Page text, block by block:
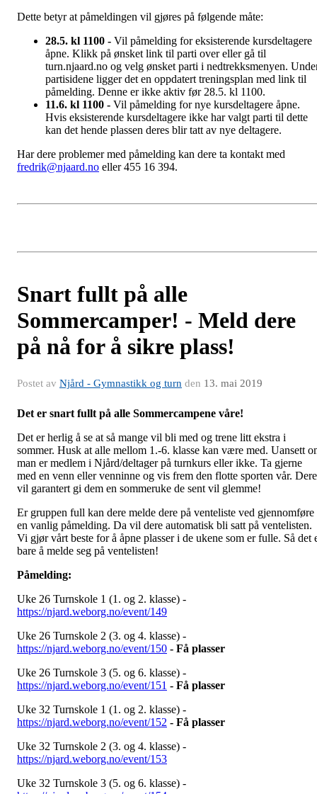
Dette betyr at påmeldingen vil gjøres på følgende måte:
28.5. kl 1100 - Vil påmelding for eksisterende kursdeltagere
åpne. Klikk på ønsket link til parti over eller gå til
turn.njaard.no og velg ønsket parti i nedtrekksmenyen.
partisidene ligger det en oppdatert treningsplan med link til
påmelding. Denne er ikke aktiv før 28.5. kl 1100.
11.6. kl 1100 - Vil påmelding for nye kursdeltagere åpne.
Hvis eksisterende kursdeltagere ikke har valgt parti til dette
kan det hende plassen deres blir tatt av nye deltagere.
Har dere problemer med påmelding kan dere ta kontakt med
fredrik@njaard.no eller 455 16 394.
Snart fullt på alle
Sommercamper! - Meld dere
på nå for å sikre plass!
Postet av Njård - Gymnastikk og turn den 13. mai 2019
Det er snart fullt på alle Sommercampene våre!
Det er herlig å se at så mange vil bli med og trene litt ekstra i
sommer. Husk at alle mellom 1.-6. klasse kan være med. Uansett
man er medlem i Njård/deltager på turnkurs eller ikke. Ta gjerne
med en venn eller venninne og vis frem den flotte sporten vår. Dere
vil garantert gi dem en sommeruke de sent vil glemme!
Er gruppen full kan dere melde dere på venteliste ved gjennomføre
en vanlig påmelding. Da vil dere automatisk bli satt på ventelisten.
Vi gjør vårt beste for å åpne plasser i de ukene som er fulle. Så det
bare å melde seg på ventelisten!
Påmelding:
Uke 26 Turnskole 1 (1. og 2. klasse) -
https://njard.weborg.no/event/149
Uke 26 Turnskole 2 (3. og 4. klasse) -
https://njard.weborg.no/event/150 - Få plasser
Uke 26 Turnskole 3 (5. og 6. klasse) -
https://njard.weborg.no/event/151 - Få plasser
Uke 32 Turnskole 1 (1. og 2. klasse) -
https://njard.weborg.no/event/152 - Få plasser
Uke 32 Turnskole 2 (3. og 4. klasse) -
https://njard.weborg.no/event/153
Uke 32 Turnskole 3 (5. og 6. klasse) -